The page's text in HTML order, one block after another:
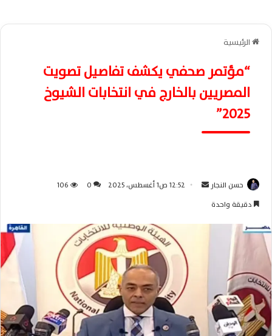
الرئيسية
“مؤتمر صحفي يكشف تفاصيل تصويت
المصريين بالخارج في انتخابات الشيوخ
2025”
حسن النجار
ل
12:52 ص1 أغسطس، 2025 0
106
دقيقة واحدة